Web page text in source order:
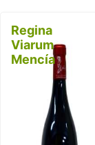
Regina
Viarum
Mencía